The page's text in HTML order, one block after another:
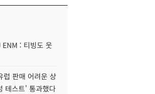
: 티빙도 웃
럽 판매 어려운 상
테스트' 통과했다